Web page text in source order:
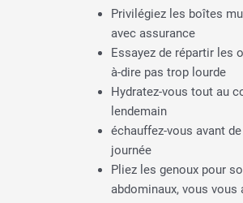
Privilégiez les boîtes
avec assurance
Essayez de répartir les
à-dire pas trop lourde
Hydratez-vous tout au
lendemain
échauffez-vous avant
journée
Pliez les genoux pour
abdominaux, vous